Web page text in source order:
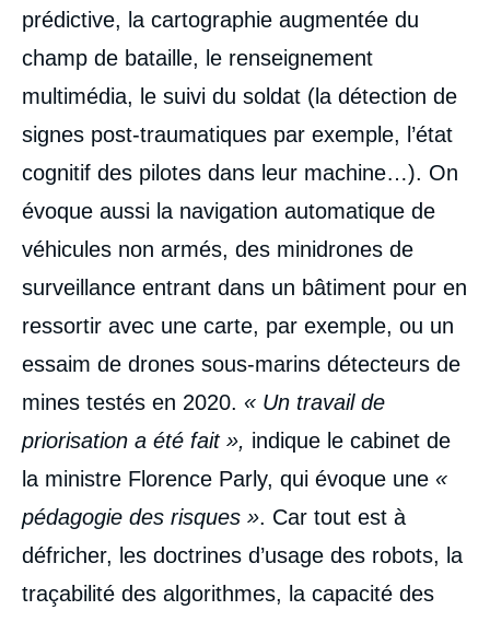
prédictive, la cartographie augmentée du
champ de bataille, le renseignement
multimédia, le suivi du soldat (la détection de
signes post-traumatiques par exemple, l’état
cognitif des pilotes dans leur machine…). On
évoque aussi la navigation automatique de
véhicules non armés, des minidrones de
surveillance entrant dans un bâtiment pour en
ressortir avec une carte, par exemple, ou un
essaim de drones sous-marins détecteurs de
mines testés en 2020. « Un travail de
priorisation a été fait », indique le cabinet de
la ministre Florence Parly, qui évoque une «
pédagogie des risques ». Car tout est à
défricher, les doctrines d’usage des robots, la
traçabilité des algorithmes, la capacité des